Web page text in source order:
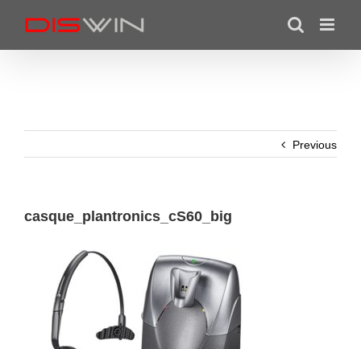
Previous
casque_plantronics_cS60_big